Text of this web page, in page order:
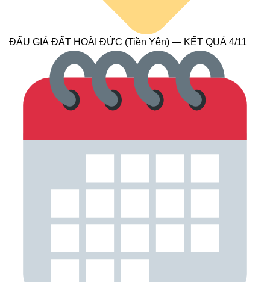
ĐẤU GIÁ ĐẤT HOÀI ĐỨC (Tiền Yên) — KẾT QUẢ 4/11